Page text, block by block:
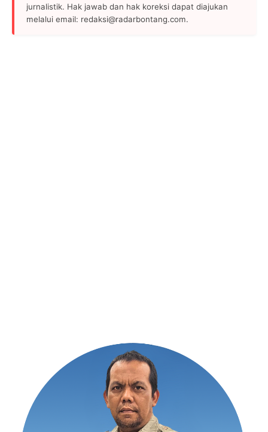
jurnalistik. Hak jawab dan hak koreksi dapat diajukan
melalui email: redaksi@radarbontang.com.